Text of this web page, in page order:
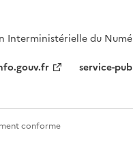
Interministérielle du
service-
conforme